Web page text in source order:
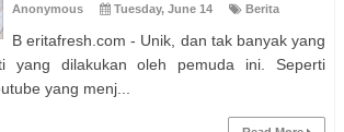
Anonymous Tuesday, June 14 Berita
B eritafresh.com - Unik, dan tak banyak yang
yang dilakukan oleh pemuda ini. Seperti
yang menj...